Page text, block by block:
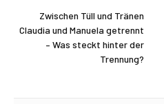
Zwischen Tüll und Tränen
Claudia und Manuela getrennt
– Was steckt hinter der
Trennung?